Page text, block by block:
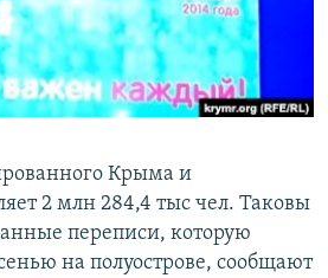
Крыма и
2 млн 284,4 тыс чел. Таковы
переписи, которую
на полуострове, сообщают